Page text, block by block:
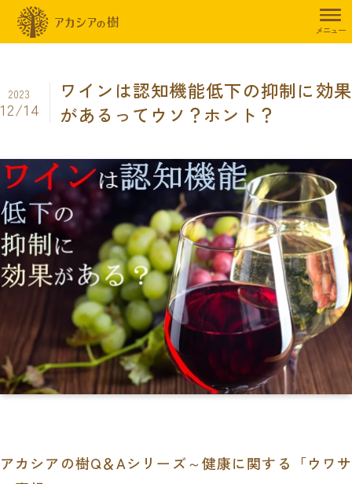
メニュー
トップページ 暮らしのお役立ち情報 ワイン
ワインは認知機能低下の抑制に効果
があるってウソ？ホント？
2023
12/14
アカシアの樹Q＆Aシリーズ～健康に関する「ウワサ